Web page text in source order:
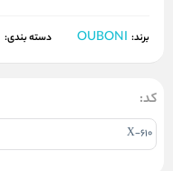
برند: OUBONI دسته بندی:
کد: